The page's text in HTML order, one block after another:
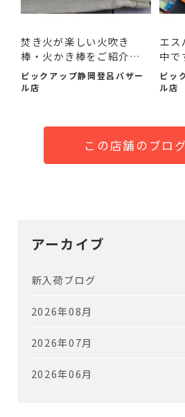
焚き火が楽しい火吹き
棒・火かき棒をご紹介い
たし...
ピックアップ静岡登呂バザー
ル店
エス
中で
ピッ
ル店
この店舗のブロ
アーカイブ
新入荷ブログ
2026年08月
2026年07月
2026年06月